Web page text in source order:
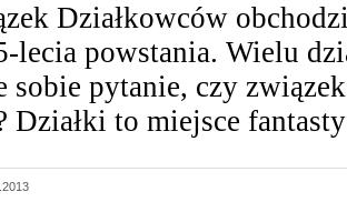
Działkowców
lecia powstania. Wielu
sobie pytanie, czy
Działki to miejsce